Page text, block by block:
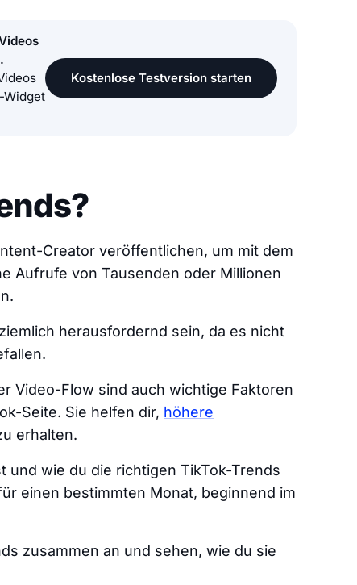
Widget
Kostenlose Testversion starten
Creator veröffentlichen, um mit dem
Aufrufe von Tausenden oder Millionen
herausfordernd sein, da es nicht
Video-Flow sind auch wichtige Faktoren
Seite. Sie helfen dir, höhere
erhalten.
und wie du die richtigen TikTok-Trends
einen bestimmten Monat, beginnend im
zusammen an und sehen, wie du sie